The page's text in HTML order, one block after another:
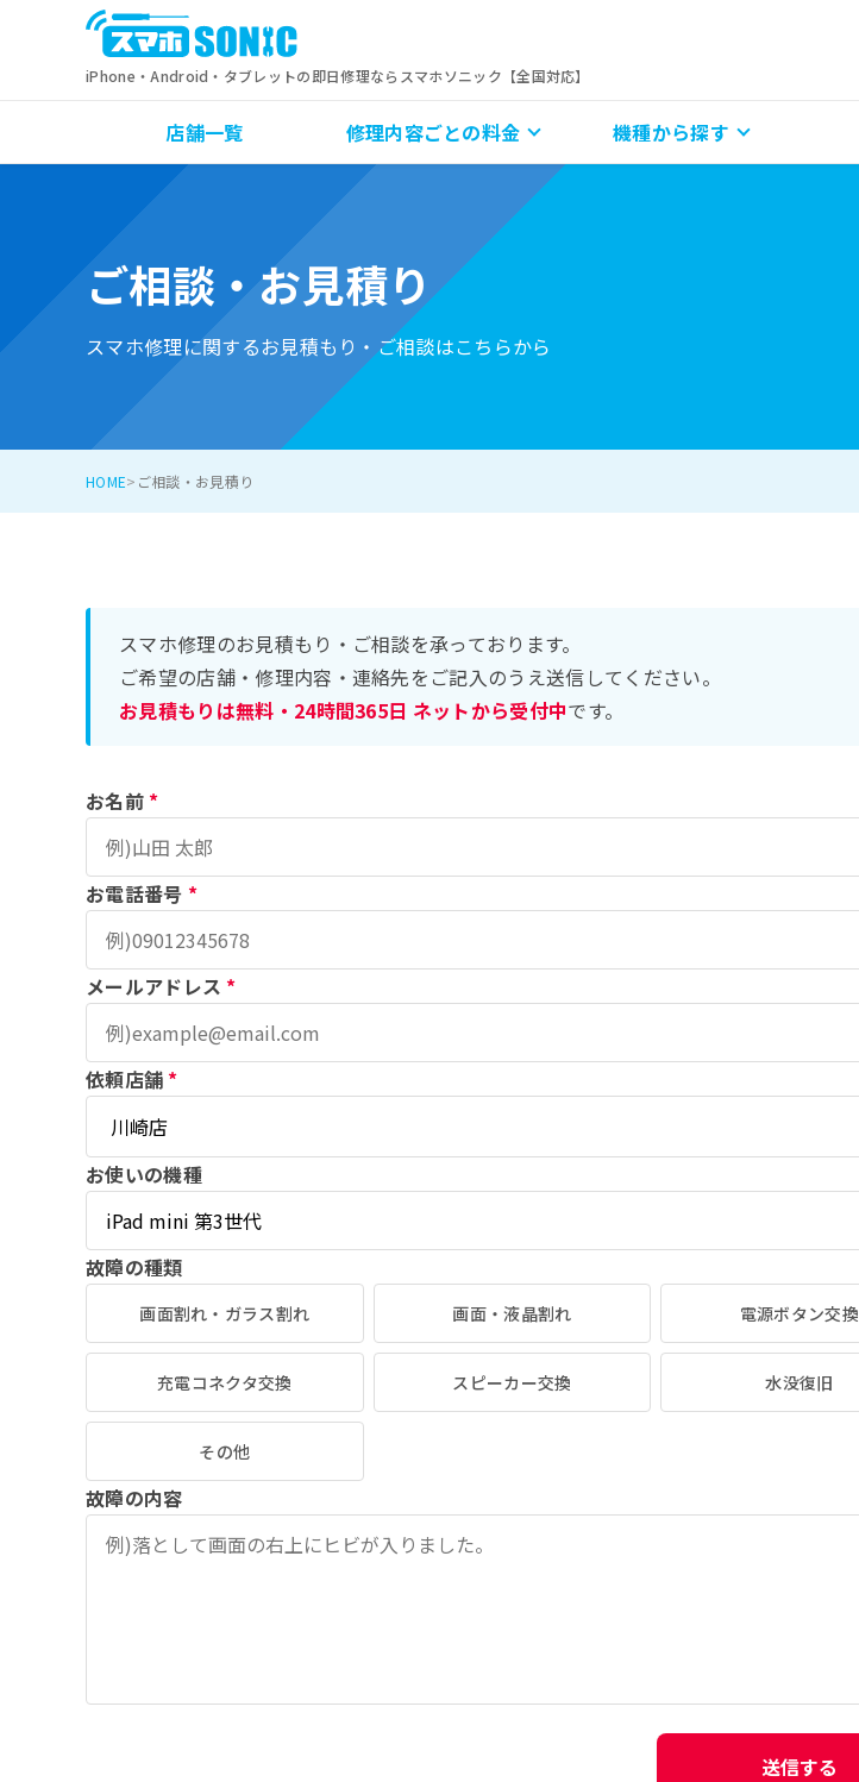
iPhone・Android・タブレットの即日修理ならスマホソニック【全国対応】
店舗一覧 修理内容ごとの料金 機種から探す
ご相談・お見積り
スマホ修理に関するお見積もり・ご相談はこちらから
HOME ご相談・お見積り
スマホ修理のお見積もり・ご相談を承っております。
ご希望の店舗・修理内容・連絡先をご記入のうえ送信してください。
お見積もりは無料・24時間365日 ネットから受付中です。
お名前 *
お電話番号 *
メールアドレス *
依頼店舗 *
お使いの機種
故障の種類
画面割れ・ガラス割れ 画面・液晶割れ 電源ボタン交換
充電コネクタ交換 スピーカー交換 水没復旧
その他
故障の内容
送信する